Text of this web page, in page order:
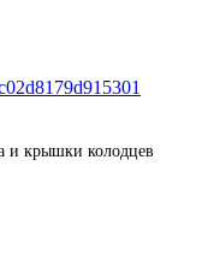
и крышки колодцев